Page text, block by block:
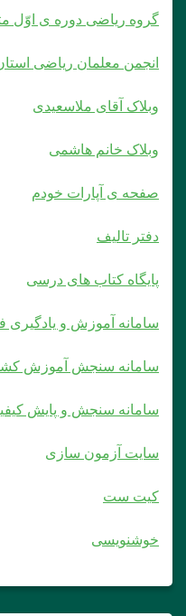
گروه ریاضی دوره ی اوّل
انجمن معلمان ریاضی
وبلاک آقای ملاسعیدی
وبلاک خانم هاشمی
صفحه ی آپارات خودم
دفتر تالیف
پایگاه کتاب های درسی
سامانه آموزش و یادگیری
سامانه سنجش آموزش
سامانه سنجش و پایش
سایت آزمون سازی
کیت ست
خوشنویسی